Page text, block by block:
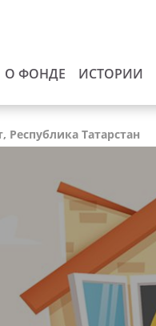
О ФОНДЕ ИСТОРИИ
Республика Татарстан